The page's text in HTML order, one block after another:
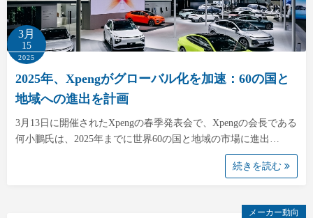
3月
15
2025
2025年、Xpengがグローバル化を加速：60の国と
地域への進出を計画
3月13日に開催されたXpengの春季発表会で、Xpengの会長である
何小鵬氏は、2025年までに世界60の国と地域の市場に進出…
続きを読む
メーカー動向